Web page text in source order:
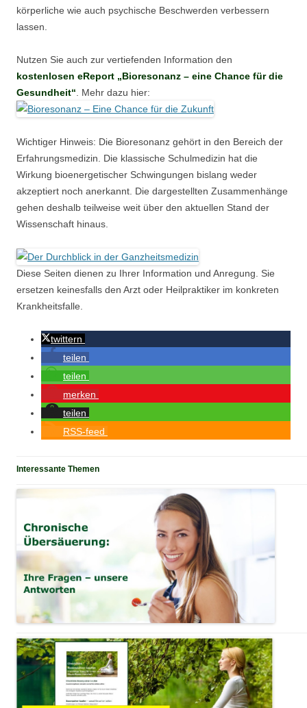
körperliche wie auch psychische Beschwerden verbessern
lassen.
Nutzen Sie auch zur vertiefenden Information den
kostenlosen eReport „Bioresonanz – eine Chance für die
Gesundheit“ . Mehr dazu hier:
Wichtiger Hinweis: Die Bioresonanz gehört in den Bereich der
Erfahrungsmedizin. Die klassische Schulmedizin hat die
Wirkung bioenergetischer Schwingungen bislang weder
akzeptiert noch anerkannt. Die dargestellten Zusammenhänge
gehen deshalb teilweise weit über den aktuellen Stand der
Wissenschaft hinaus.
Diese Seiten dienen zu Ihrer Information und Anregung. Sie
ersetzen keinesfalls den Arzt oder Heilpraktiker im konkreten
Krankheitsfalle.
twittern
teilen
teilen
merken
teilen
RSS-feed
Interessante Themen